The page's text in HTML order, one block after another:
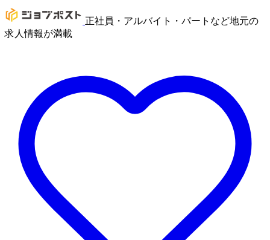
正社員・アルバイト・パートなど地元の
求人情報が満載